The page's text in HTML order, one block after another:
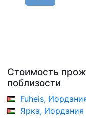
Стоимость
поблизости
Fuheis,
Ярка, Иордания